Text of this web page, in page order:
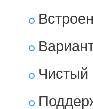
Чистый